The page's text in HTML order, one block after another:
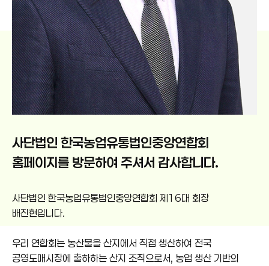
사단법인 한국농업유통법인중앙연합회
홈페이지를 방문하여 주셔서 감사합니다.
사단법인 한국농업유통법인중앙연합회 제16대 회장
배진현입니다.
우리 연합회는 농산물을 산지에서 직접 생산하여 전국
공영도매시장에 출하하는 산지 조직으로서, 농업 생산 기반의